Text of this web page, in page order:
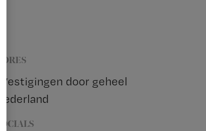
ADRES
, Vestigingen door geheel
Nederland
SOCIALS